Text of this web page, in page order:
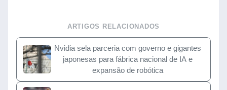
ARTIGOS RELACIONADOS
Nvidia sela parceria com governo e gigantes
japonesas para fábrica nacional de IA e
expansão de robótica